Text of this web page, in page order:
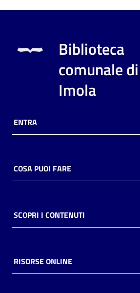
fare
Scopri
online
Piani
Decentrate
Biblioteca
comunale di
Imola
ENTRA
COSA PUOI FARE
SCOPRI I CONTENUTI
RISORSE ONLINE